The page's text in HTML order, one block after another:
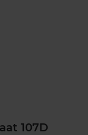
107D